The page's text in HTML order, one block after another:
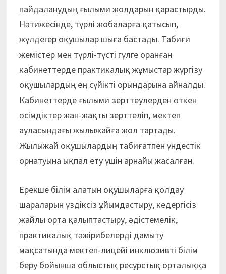
пайдаланудың ғылыми жолдарын қарастырды.
Нәтижесінде, түрлі жобаларға қатысып,
жүлдегер оқушылар шыға бастады. Табиғи
жемістер мен түрлі-түсті гүлге оранған
кабинеттерде практикалық жұмыстар жүргізу
оқушылардың ең сүйікті орындарына айналды.
Кабинеттерде ғылыми зерттеулерден өткен
өсімдіктер жан-жақты зерттеліп, мектеп
ауласындағы жылыжайға жол тартады.
Жылыжай оқушылардың табиғатпен үндестік
орнатуына ықпал ету үшін арнайы жасалған.
Ерекше білім алатын оқушыларға қолдау
шараларын үздіксіз ұйымдастыру, кедергісіз
жайлы орта қалыптастыру, әдістемелік,
практикалық тәжірибелерді дамыту
мақсатында мектеп-лицейі инклюзивті білім
беру бойынша облыстық ресурстық орталыққа